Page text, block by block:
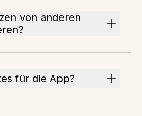
von anderen
für die App?